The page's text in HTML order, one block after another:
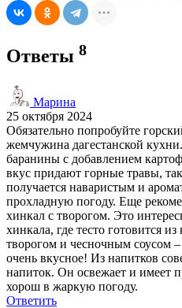
Ответы 8
Марина
25 октября 2024
Обязательно попробуйте
жемчужина дагестанской
баранины с добавлением
вкус придают горные травы,
получается наваристым и
прохладную погоду. Еще
хинкал с творогом. Это
хинкала, где тесто готовится
творогом и чесночным соусом
очень вкусное! Из напитков
напиток. Он освежает и имеет
хорош в жаркую погоду.
Ответить